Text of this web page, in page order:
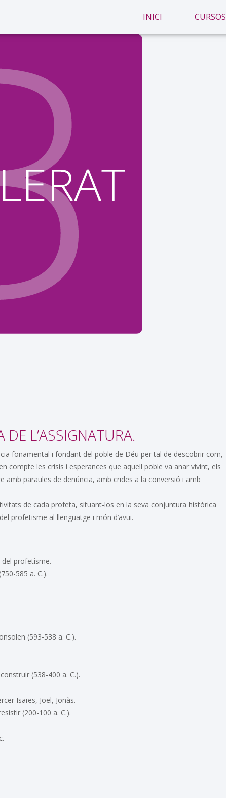
INICI CURSOS
DE L’ASSIGNATURA.
fonamental i fondant del poble de Déu per tal de descobrir com,
compte les crisis i esperances que aquell poble va anar vivint, els
paraules de denúncia, amb crides a la conversió i amb
de cada profeta, situant-los en la seva conjuntura històrica
profetisme al llenguatge i món d’avui.
profetisme.
585 a. C.).
(593-538 a. C.).
(538-400 a. C.).
Isaïes, Joel, Jonàs.
(200-100 a. C.).